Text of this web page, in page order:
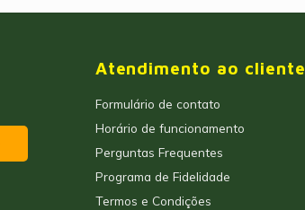
Atendimento ao cliente
Formulário de contato
Horário de funcionamento
Perguntas Frequentes
Programa de Fidelidade
Termos e Condições